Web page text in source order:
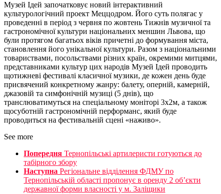
Музей Ідей започатковує новий інтерактивний
культурологічний проект Meццoдром. Його суть полягає у
проведенні в період з червня по жовтень Тижнів музичної та
гастрономічної культури національних меншин Львова, що
були протягом багатьох віків причетні до формування міста,
становлення його унікальної культури. Разом з національними
товариствами, посольствами різних країн, окремими митцями,
представниками культур цих народів Музей Ідей проводить
щотижневі фестивалі класичної музики, де кожен день буде
присвячений конкретному жанру: балету, оперній, камерній,
джазовій та симфонічній музиці (5 днів), що
транслюватимуться на спеціальному моніторі 3х2м, а також
щосуботній гастрономічній перформанс, який буде
проводиться на фестивальній сцені «наживо».
See more
Попередня Тернопільські артилеристи готуються до
табірного збору
Наступна Регіональне відділення ФДМУ по
Тернопільській області пропонує в оренду 2 об’єкти
державної форми власності у м. Заліщики